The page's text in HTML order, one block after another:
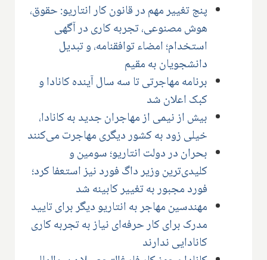
پنج تغییر مهم در قانون کار انتاریو: حقوق،
هوش مصنوعی، تجربه کاری در آگهی
استخدام؛ امضاء توافقنامه، و تبدیل
دانشجویان به مقیم
برنامه مهاجرتی تا سه سال آینده کانادا و
کبک اعلان شد
بیش از نیمی از مهاجران جدید به کانادا،
خیلی زود به کشور دیگری مهاجرت می‌کنند
بحران در دولت انتاریو؛ سومین و
کلیدی‌ترین وزیر داگ فورد نیز استعفا کرد؛
فورد مجبور به تغییر کابینه شد
مهندسین مهاجر به انتاریو دیگر برای تایید
مدرک برای کار حرفه‌ای نیاز به تجربه کاری
کانادایی ندارند